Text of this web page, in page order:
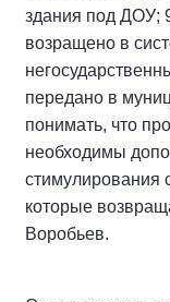
здания под ДОУ;
возращено в
передано в
понимать, что
необходимы
стимулирования
которые
Воробьев.